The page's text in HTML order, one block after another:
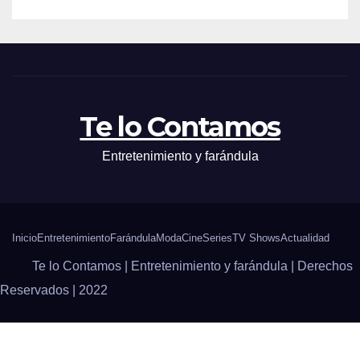
Te lo Contamos
Entretenimiento y farándula
InicioEntretenimientoFarándulaModaCineSeriesTV ShowsActualidad